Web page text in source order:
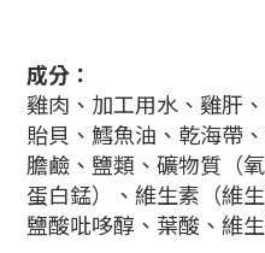
成分：
雞肉、加工用水、雞肝
貽貝、鱈魚油、乾海帶
膽鹼、鹽類、礦物質（
蛋白錳）、維生素（維
鹽酸吡哆醇、葉酸、維